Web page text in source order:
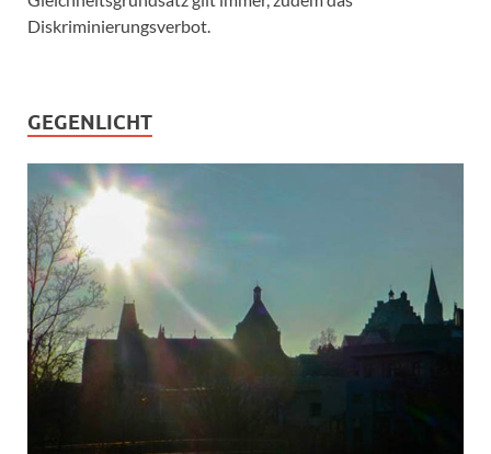
Diskriminierungsverbot.
GEGENLICHT